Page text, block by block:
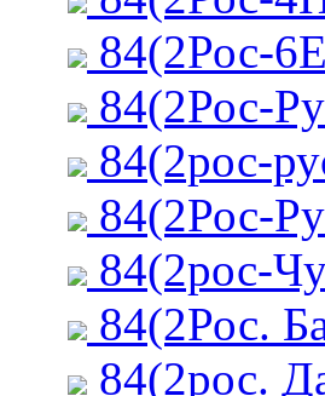
84(2Рос-
84(2Рос-
84(2рос-
84(2Рос-
84(2рос-
84(2Рос.
84(2рос.